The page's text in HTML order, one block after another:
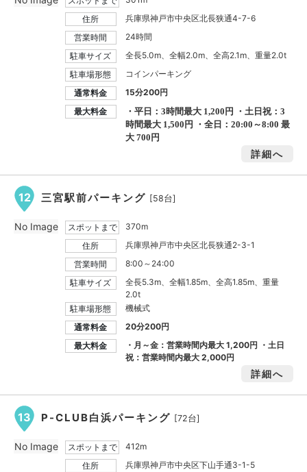
住所
兵庫県神戸市中央区北長狭通4-7-6
営業時間
24時間
駐車サイズ
全長5.0m、全幅2.0m、全高2.1m、重量2.0t
駐車場形態
コインパーキング
通常料金
15分200円
最大料金
・平日：3時間最大 1,200円 ・土日祝：3
時間最大 1,500円 ・全日：20:00～8:00 最
大700円
詳細へ
12 三宮駅前パーキング [58台]
スポットまで
370m
住所
兵庫県神戸市中央区北長狭通2-3-1
営業時間
8:00～24:00
駐車サイズ
全長5.3m、全幅1.85m、全高1.85m、重量
2.0t
駐車場形態
機械式
通常料金
20分200円
最大料金
・月～金：営業時間内最大1,200円 ・土日
祝：営業時間内最大2,000円
詳細へ
No Image
13 P-CLUB白浜パーキング [72台]
スポットまで
412m
住所
兵庫県神戸市中央区下山手通3-1-5
No Image